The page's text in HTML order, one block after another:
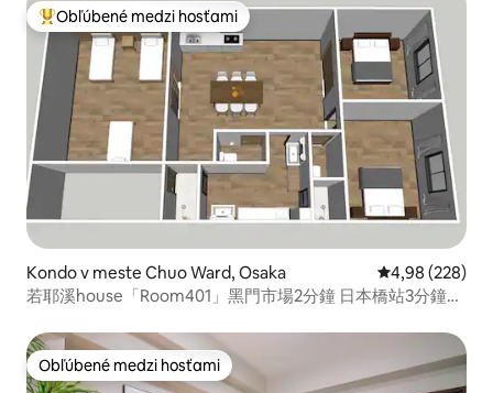
Najobľúbenejšie medzi hosťami
Obľúbené medzi hosťami
Kondo v meste Chuo Ward, Osaka Priemerné
4,98 (228)
若耶溪house「Room401」黑門市場2分鐘 日本橋站3分鐘
Obľúbené medzi hosťami
Obľúbené medzi hosťami